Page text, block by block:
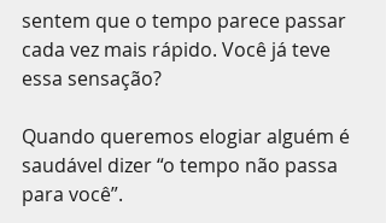
sentem que o tempo parece passar
cada vez mais rápido. Você já teve
essa sensação?
Quando queremos elogiar alguém é
saudável dizer “o tempo não passa
para você”.